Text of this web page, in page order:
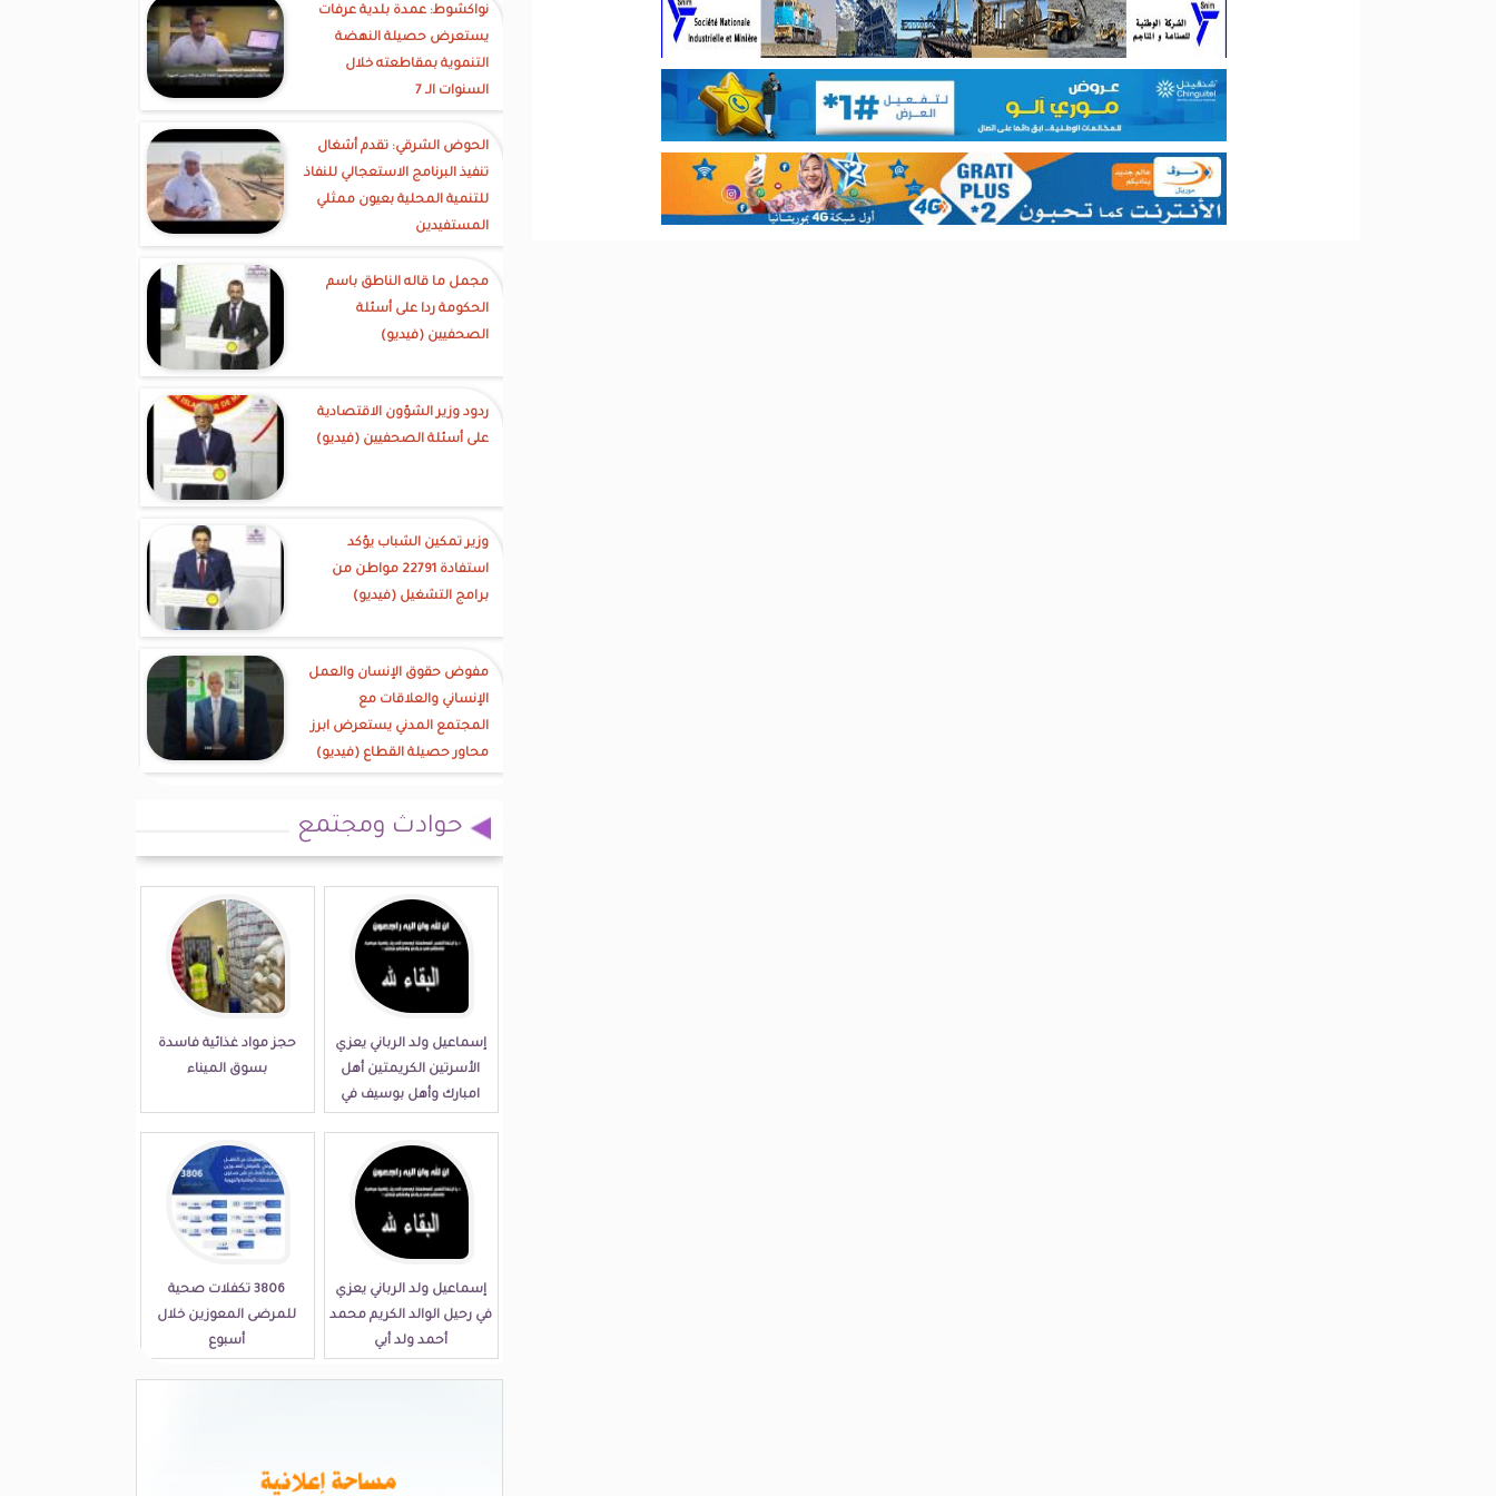
نواكشوط: عمدة بلدية عرفات
يستعرض حصيلة النهضة
التنموية بمقاطعته خلال
السنوات الـ 7
الحوض الشرقي: تقدم أشغال
تنفيذ البرنامج الاستعجالي للنفاذ
للتنمية المحلية بعيون ممثلي
المستفيدين
مجمل ما قاله الناطق باسم
الحكومة ردا على أسئلة
الصحفيين (فيديو)
ردود وزير الشؤون الاقتصادية
على أسئلة الصحفيين (فيديو)
وزير تمكين الشباب يؤكد
استفادة 22791 مواطن من
برامج التشغيل (فيديو)
مفوض حقوق الإنسان والعمل
الإنساني والعلاقات مع
المجتمع المدني يستعرض ابرز
محاور حصيلة القطاع (فيديو)
حوادث ومجتمع
إسماعيل ولد الرباني يعزي
الأسرتين الكريمتين أهل
امبارك وأهل بوسيف في
حجز مواد غذائية فاسدة
بسوق الميناء
إسماعيل ولد الرباني يعزي
في رحيل الوالد الكريم محمد
أحمد ولد أبي
3806 تكفلات صحية
للمرضى المعوزين خلال
أسبوع